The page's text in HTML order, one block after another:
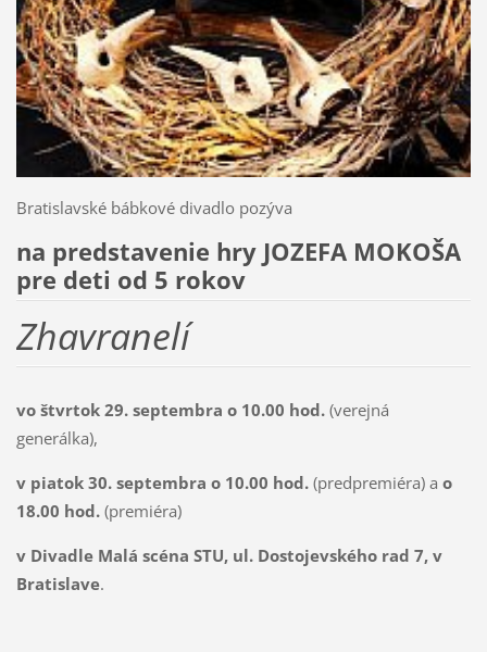
Bratislavské bábkové divadlo pozýva
na predstavenie hry JOZEFA MOKOŠA
pre deti od 5 rokov
Zhavranelí
vo štvrtok 29. septembra o 10.00 hod.(verejná
generálka),
v piatok 30. septembra o 10.00 hod.(predpremiéra) a o
18.00 hod.(premiéra)
v Divadle Malá scéna STU, ul. Dostojevského rad 7, v
Bratislave.